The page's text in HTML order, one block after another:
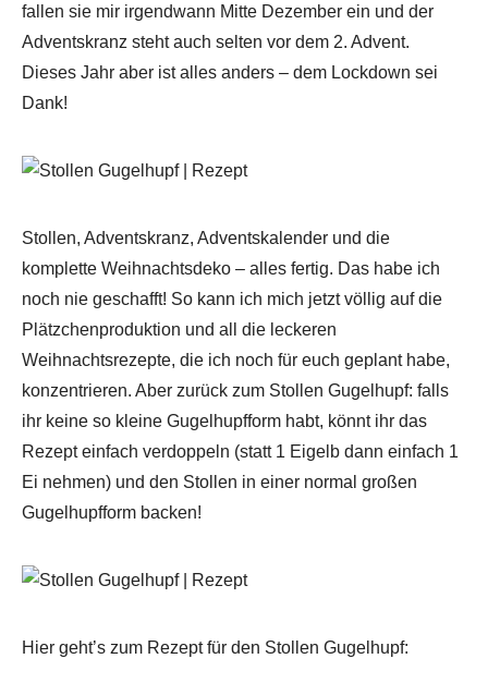
fallen sie mir irgendwann Mitte Dezember ein und der
Adventskranz steht auch selten vor dem 2. Advent.
Dieses Jahr aber ist alles anders – dem Lockdown sei
Dank!
Stollen, Adventskranz, Adventskalender und die
komplette Weihnachtsdeko – alles fertig. Das habe ich
noch nie geschafft! So kann ich mich jetzt völlig auf die
Plätzchenproduktion und all die leckeren
Weihnachtsrezepte, die ich noch für euch geplant habe,
konzentrieren. Aber zurück zum Stollen Gugelhupf: falls
ihr keine so kleine Gugelhupfform habt, könnt ihr das
Rezept einfach verdoppeln (statt 1 Eigelb dann einfach 1
Ei nehmen) und den Stollen in einer normal großen
Gugelhupfform backen!
Hier geht’s zum Rezept für den Stollen Gugelhupf: